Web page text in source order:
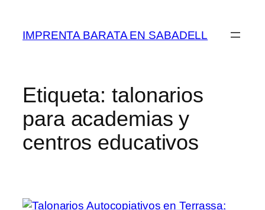
contenido
IMPRENTA BARATA EN SABADELL
Etiqueta: talonarios
para academias y
centros educativos